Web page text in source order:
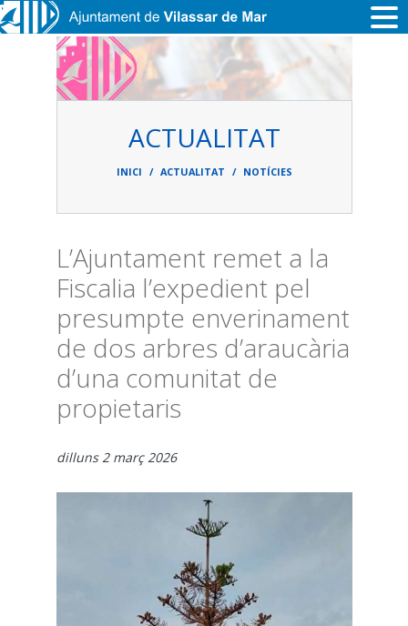
Vés al contingut
ACTUALITAT
d'ariadna
INICI ACTUALITAT NOTÍCIES
L’Ajuntament remet a la
Fiscalia l’expedient pel
presumpte enverinament
de dos arbres d’araucària
d’una comunitat de
propietaris
dilluns 2 març 2026